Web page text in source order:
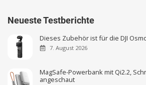
Neueste Testberichte
Dieses Zubehör ist für die DJI
7. August 2026
MagSafe-Powerbank mit Qi2.2,
angeschaut